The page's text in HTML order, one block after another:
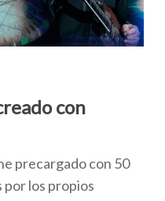
con
precargado con 50
los propios